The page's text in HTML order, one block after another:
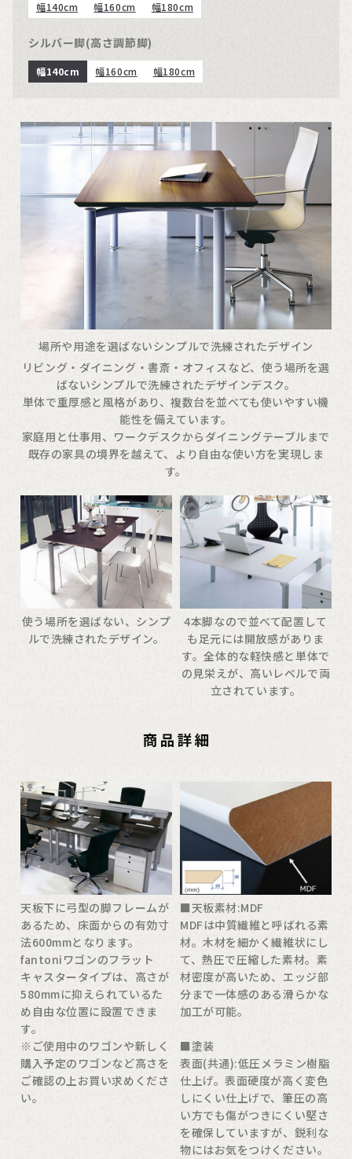
幅140cm 幅160cm 幅180cm
シルバー脚(高さ調節脚)
幅140cm 幅160cm 幅180cm
場所や用途を選ばないシンプルで洗練されたデザイン
リビング・ダイニング・書斎・オフィスなど、使う場所を選
ばないシンプルで洗練されたデザインデスク。
単体で重厚感と風格があり、複数台を並べても使いやすい機
能性を備えています。
家庭用と仕事用、ワークデスクからダイニングテーブルまで
既存の家具の境界を越えて、より自由な使い方を実現しま
す。
使う場所を選ばない、シンプ
ルで洗練されたデザイン。
4本脚なので並べて配置して
も足元には開放感がありま
す。全体的な軽快感と単体で
の見栄えが、高いレベルで両
立されています。
天板下に弓型の脚フレームが
あるため、床面からの有効寸
法600mmとなります。
fantoniワゴンのフラット
キャスタータイプは、高さが
580mmに抑えられているた
め自由な位置に設置できま
す。
※ご使用中のワゴンや新しく
購入予定のワゴンなど高さを
ご確認の上お買い求めくださ
い。
■天板素材:MDF
MDFは中質繊維と呼ばれる素
材。木材を細かく繊維状にし
て、熱圧で圧縮した素材。素
材密度が高いため、エッジ部
分まで一体感のある滑らかな
加工が可能。
■塗装
表面(共通):低圧メラミン樹脂
仕上げ。表面硬度が高く変色
しにくい仕上げで、筆圧の高
い方でも傷がつきにくい堅さ
を確保していますが、鋭利な
物にはお気をつけください。